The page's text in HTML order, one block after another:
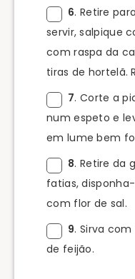
6. Retire
servir, salpique
com raspa da
tiras de hortelã.
7. Corte a
num espeto e
em lume bem
8. Retire da
fatias,
com flor de sal.
9. Sirva
de feijão.